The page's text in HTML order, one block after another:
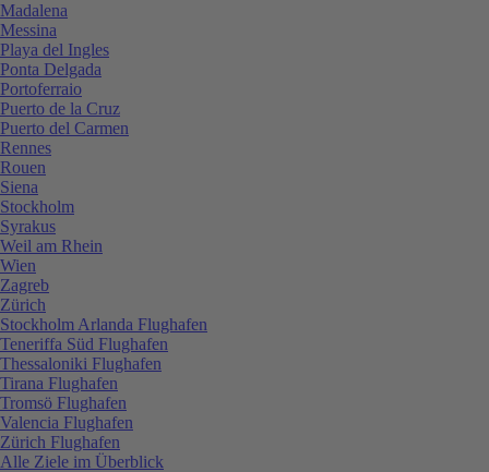
Madalena
Messina
Playa del Ingles
Ponta Delgada
Portoferraio
Puerto de la Cruz
Puerto del Carmen
Rennes
Rouen
Siena
Stockholm
Syrakus
Weil am Rhein
Wien
Zagreb
Zürich
Stockholm Arlanda Flughafen
Teneriffa Süd Flughafen
Thessaloniki Flughafen
Tirana Flughafen
Tromsö Flughafen
Valencia Flughafen
Zürich Flughafen
Alle Ziele im Überblick